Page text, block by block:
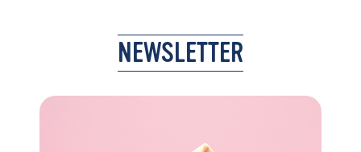
NEWSLETTER